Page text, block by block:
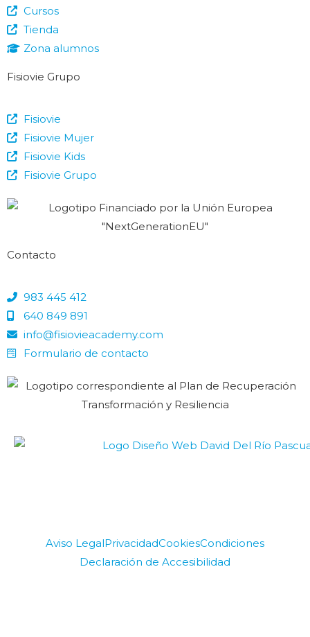
Cursos
Tienda
Zona alumnos
Fisiovie Grupo
Fisiovie
Fisiovie Mujer
Fisiovie Kids
Fisiovie Grupo
Contacto
983 445 412
640 849 891
info@fisiovieacademy.com
Formulario de contacto
Aviso LegalPrivacidadCookiesCondiciones
Declaración de Accesibilidad